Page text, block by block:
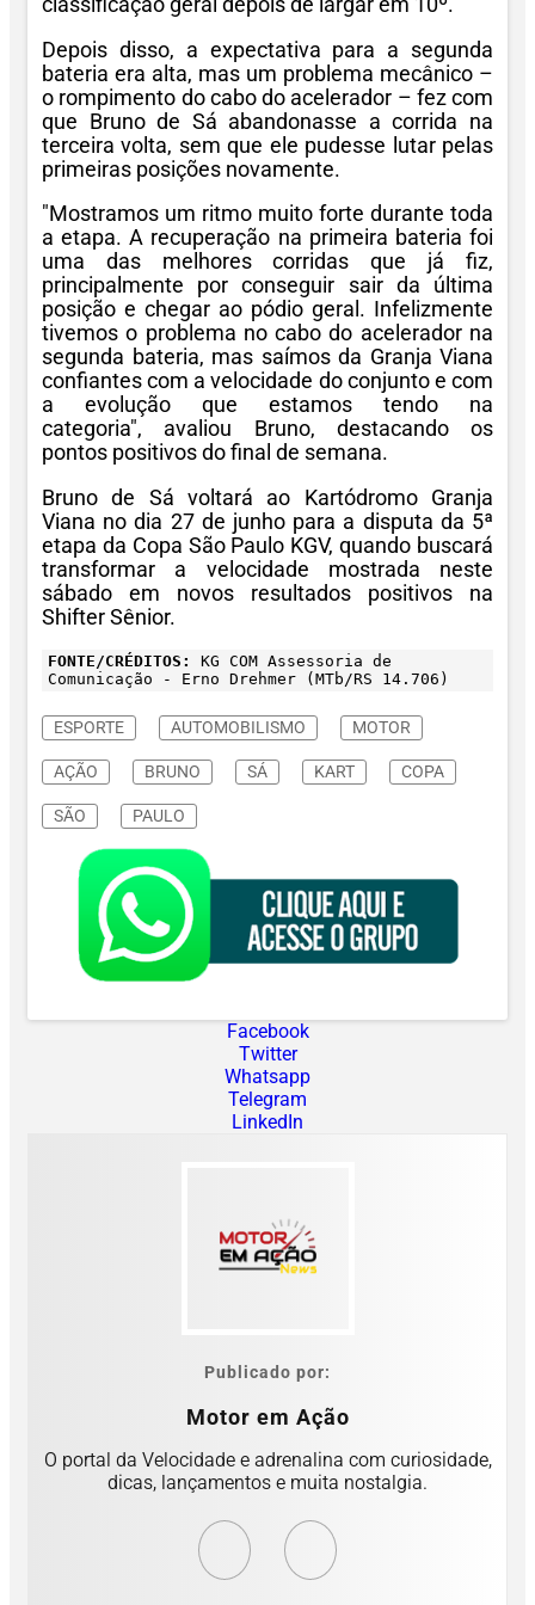
Depois disso, a expectativa para a segunda
bateria era alta, mas um problema mecânico –
o rompimento do cabo do acelerador – fez com
que Bruno de Sá abandonasse a corrida na
terceira volta, sem que ele pudesse lutar pelas
primeiras posições novamente.
"Mostramos um ritmo muito forte durante toda
a etapa. A recuperação na primeira bateria foi
uma das melhores corridas que já fiz,
principalmente por conseguir sair da última
posição e chegar ao pódio geral. Infelizmente
tivemos o problema no cabo do acelerador na
segunda bateria, mas saímos da Granja Viana
confiantes com a velocidade do conjunto e com
a evolução que estamos tendo na
categoria", avaliou Bruno, destacando os
pontos positivos do final de semana.
Bruno de Sá voltará ao Kartódromo Granja
Viana no dia 27 de junho para a disputa da 5ª
etapa da Copa São Paulo KGV, quando buscará
transformar a velocidade mostrada neste
sábado em novos resultados positivos na
Shifter Sênior.
FONTE/CRÉDITOS:
KG COM Assessoria de
Comunicação - Erno Drehmer (MTb/RS 14.706)
ESPORTE AUTOMOBILISMO MOTOR
AÇÃO BRUNO SÁ KART COPA
SÃO PAULO
Facebook
Twitter
Whatsapp
Telegram
LinkedIn
Publicado por:
Motor em Ação
O portal da Velocidade e adrenalina com curiosidade,
dicas, lançamentos e muita nostalgia.